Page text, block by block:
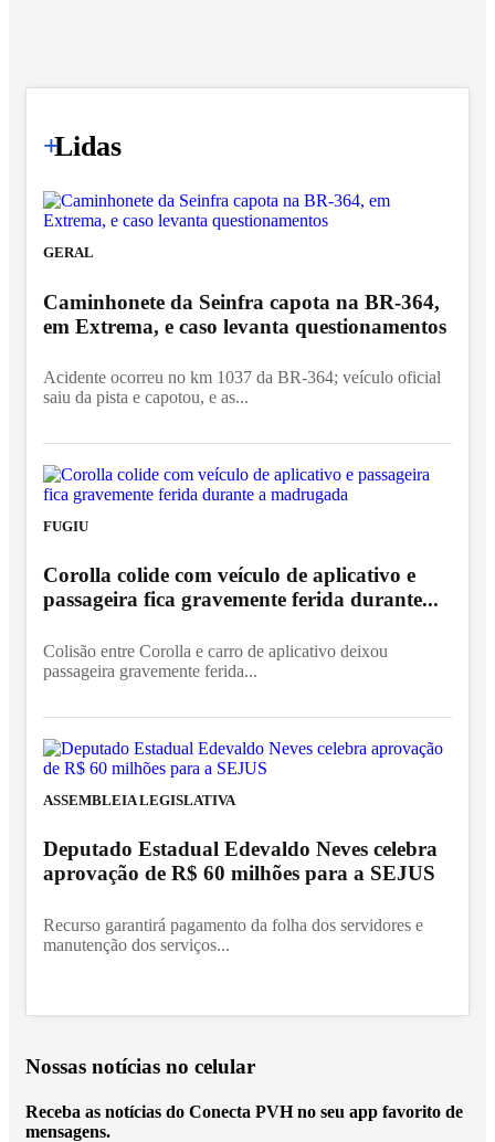
+
Lidas
GERAL
Caminhonete da Seinfra capota na BR-364,
em Extrema, e caso levanta questionamentos
Acidente ocorreu no km 1037 da BR-364; veículo oficial
saiu da pista e capotou, e as...
FUGIU
Corolla colide com veículo de aplicativo e
passageira fica gravemente ferida durante...
Colisão entre Corolla e carro de aplicativo deixou
passageira gravemente ferida...
ASSEMBLEIA LEGISLATIVA
Deputado Estadual Edevaldo Neves celebra
aprovação de R$ 60 milhões para a SEJUS
Recurso garantirá pagamento da folha dos servidores e
manutenção dos serviços...
Nossas notícias no celular
Receba as notícias do Conecta PVH no seu app favorito de
mensagens.